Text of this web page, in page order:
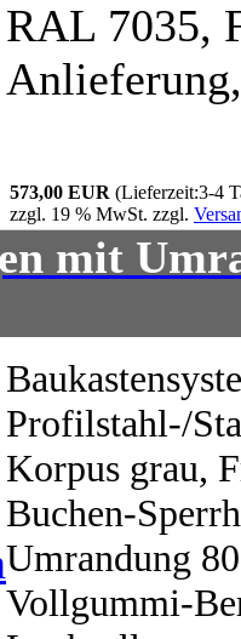
RAL 7035,
573,00 EUR (Lieferzeit:3-4
zzgl. 19 % MwSt. zzgl.
mit
Profilstahl-/
Korpus grau,
Buchen-
Umrandung
Vollgummi-